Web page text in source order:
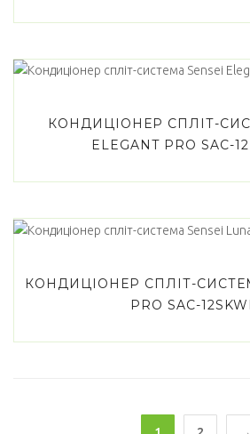
КОНДИЦІОНЕР СПЛІТ-
ELEGANT PRO SAC-
КОНДИЦІОНЕР СПЛІТ-
PRO SAC-